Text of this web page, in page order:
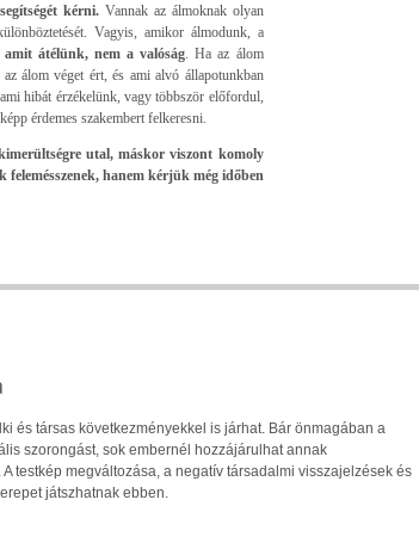
kérni.Vannak az álmoknak olyan
Vagyis, amikor álmodunk, a
átélünk, nem a valóság . Ha az álom
álom véget ért, és ami alvó állapotunkban
hibát érzékelünk, vagy többször előfordul,
érdemes szakembert felkeresni.
utal, máskor viszont komoly
hanem kérjük még időben
és társas következményekkel is járhat. Bár önmagában a
szorongást, sok embernél hozzájárulhat annak
testkép megváltozása, a negatív társadalmi visszajelzések és
játszhatnak ebben.